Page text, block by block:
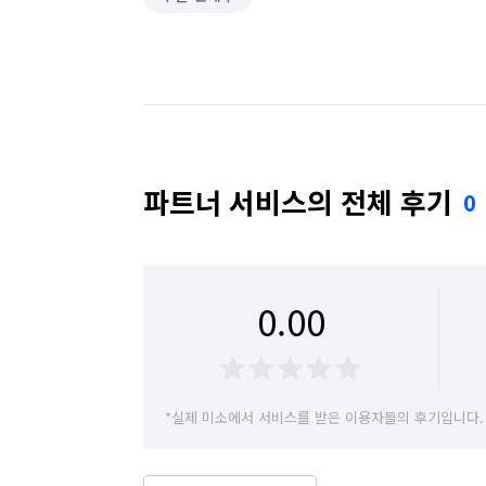
파트너 서비스의 전체 후기 0
0.00
*실제 미소에서 서비스를 받은 이용자들의 후기입니다.